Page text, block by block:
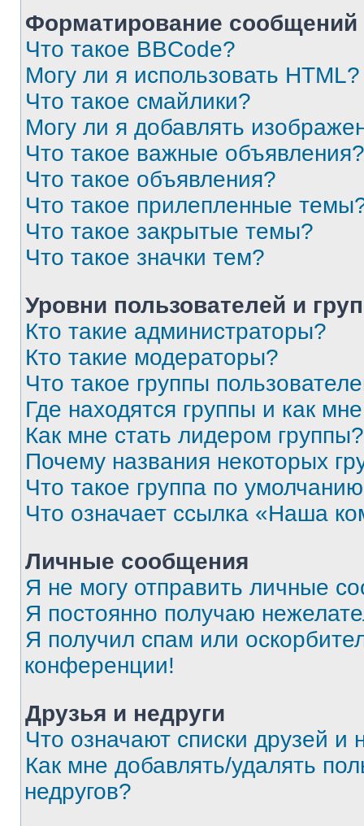
Форматирование
Что такое BBCode?
Могу ли я использовать HTML?
Что такое смайлики?
Могу ли я добавлять
Что такое важные объявления?
Что такое объявления?
Что такое прилепленные
Что такое закрытые темы?
Что такое значки тем?
Уровни пользователей и
Кто такие администраторы?
Кто такие модераторы?
Что такое группы
Где находятся группы и как
Как мне стать лидером группы?
Почему названия некоторых
Что такое группа по
Что означает ссылка «Наша
Личные сообщения
Я не могу отправить личные
Я постоянно получаю
Я получил спам или
конференции!
Друзья и недруги
Что означают списки друзей и
Как мне добавлять/удалять
недругов?